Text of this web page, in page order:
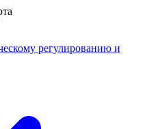
регулированию и